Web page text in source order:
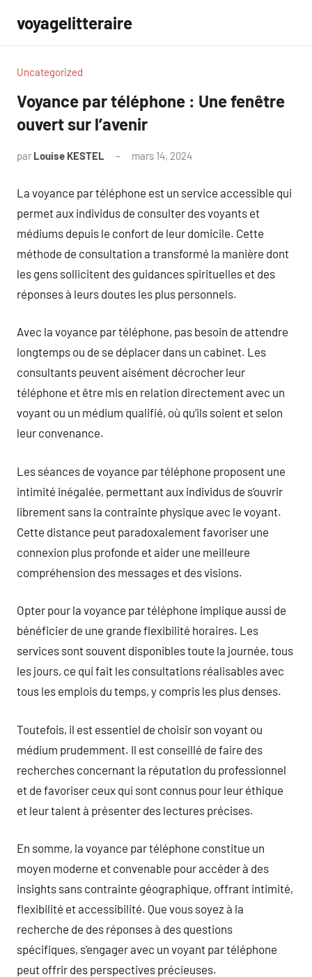
contenu
voyagelitteraire
Uncategorized
Voyance par téléphone : Une fenêtre
ouvert sur l’avenir
par Louise KESTEL mars 14, 2024
La voyance par téléphone est un service accessible qui
permet aux individus de consulter des voyants et
médiums depuis le confort de leur domicile. Cette
méthode de consultation a transformé la manière dont
les gens sollicitent des guidances spirituelles et des
réponses à leurs doutes les plus personnels.
Avec la voyance par téléphone, pas besoin de attendre
longtemps ou de se déplacer dans un cabinet. Les
consultants peuvent aisément décrocher leur
téléphone et être mis en relation directement avec un
voyant ou un médium qualifié, où qu’ils soient et selon
leur convenance.
Les séances de voyance par téléphone proposent une
intimité inégalée, permettant aux individus de s’ouvrir
librement sans la contrainte physique avec le voyant.
Cette distance peut paradoxalement favoriser une
connexion plus profonde et aider une meilleure
compréhension des messages et des visions.
Opter pour la voyance par téléphone implique aussi de
bénéficier de une grande flexibilité horaires. Les
services sont souvent disponibles toute la journée, tous
les jours, ce qui fait les consultations réalisables avec
tous les emplois du temps, y compris les plus denses.
Toutefois, il est essentiel de choisir son voyant ou
médium prudemment. Il est conseillé de faire des
recherches concernant la réputation du professionnel
et de favoriser ceux qui sont connus pour leur éthique
et leur talent à présenter des lectures précises.
En somme, la voyance par téléphone constitue un
moyen moderne et convenable pour accéder à des
insights sans contrainte géographique, offrant intimité,
flexibilité et accessibilité. Que vous soyez à la
recherche de des réponses à des questions
spécifiques, s’engager avec un voyant par téléphone
peut offrir des perspectives précieuses.